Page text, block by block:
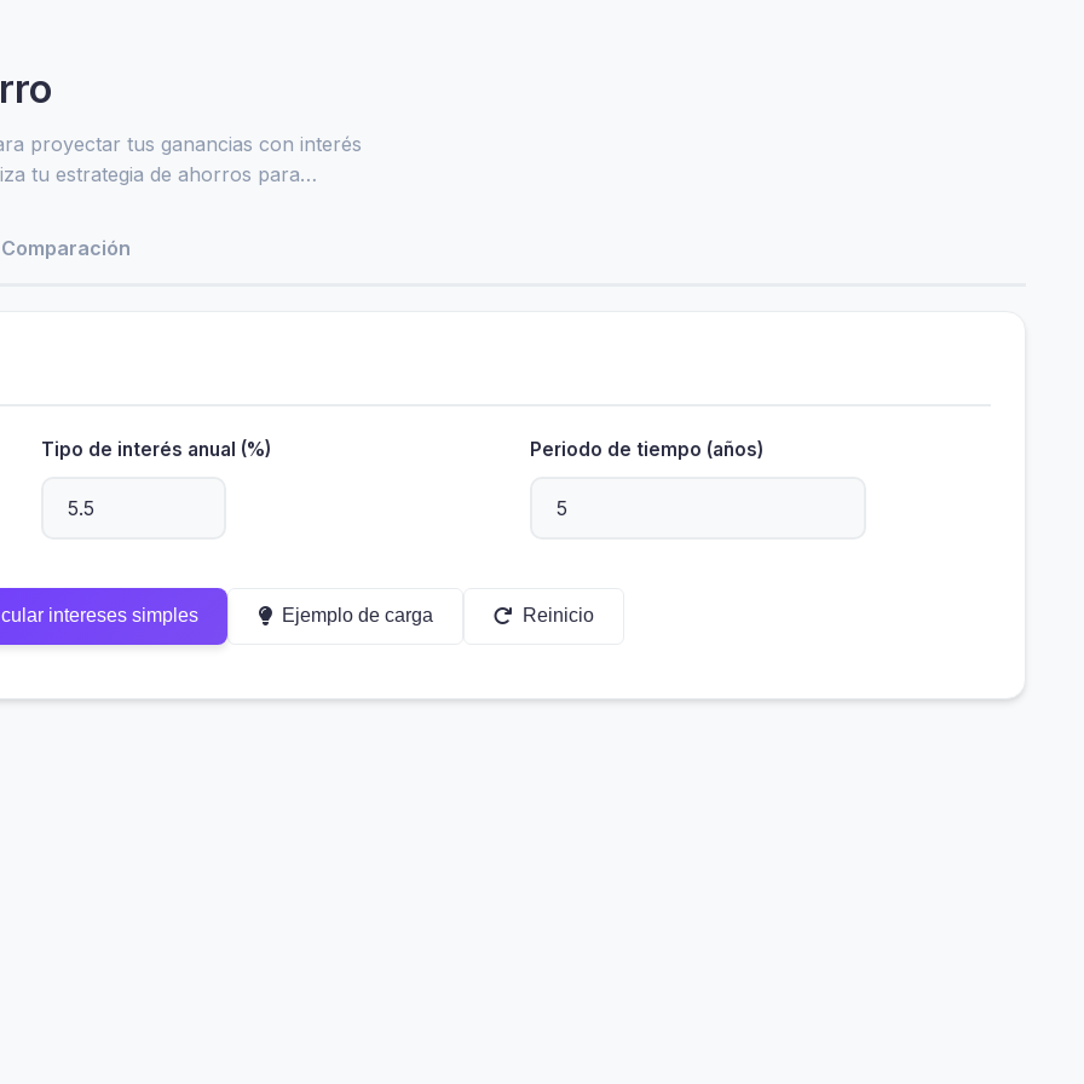
proyectar tus ganancias con interés
tu estrategia de ahorros para
Comparación
Tipo de interés anual (%) Periodo de tiempo (años)
intereses simples Ejemplo de carga Reinicio